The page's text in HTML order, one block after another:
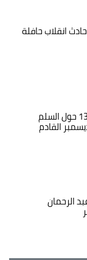
حادث انقلاب حافلة
الجزائر تستضيف الندوة الـ 13 حول السلم
القادم
الرحمان